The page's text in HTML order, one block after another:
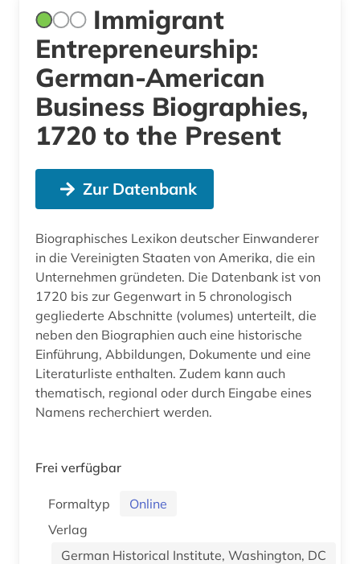
Immigrant
Entrepreneurship:
German-American
Business Biographies,
1720 to the Present
Zur Datenbank
Biographisches Lexikon deutscher Einwanderer
in die Vereinigten Staaten von Amerika, die ein
Unternehmen gründeten. Die Datenbank ist von
1720 bis zur Gegenwart in 5 chronologisch
gegliederte Abschnitte (volumes) unterteilt, die
neben den Biographien auch eine historische
Einführung, Abbildungen, Dokumente und eine
Literaturliste enthalten. Zudem kann auch
thematisch, regional oder durch Eingabe eines
Namens recherchiert werden.
Frei verfügbar
Formaltyp
Online
Verlag
German Historical Institute, Washington, DC